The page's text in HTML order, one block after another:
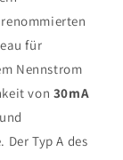
für
Nennstrom
von 30mA
Typ A des